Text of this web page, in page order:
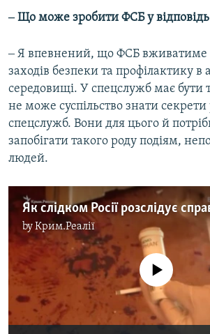
‒ Що може зробити ФСБ у відповідь
‒ Я впевнений, що ФСБ вживатиме
заходів безпеки та профілактику в
середовищі. У спецслужб має бути
не може суспільство знати секрети
спецслужб. Вони для цього й
запобігати такого роду подіям,
людей.
byКрим.Реалії
No media source currently